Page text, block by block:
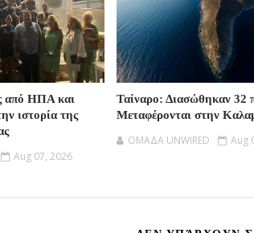
από ΗΠΑ και
ιστορία της
Aug 07, 2026
Ταίναρο: Διασώθηκαν 32
Μεταφέρονται στην
OMAΔΑ UNWIRED Aug